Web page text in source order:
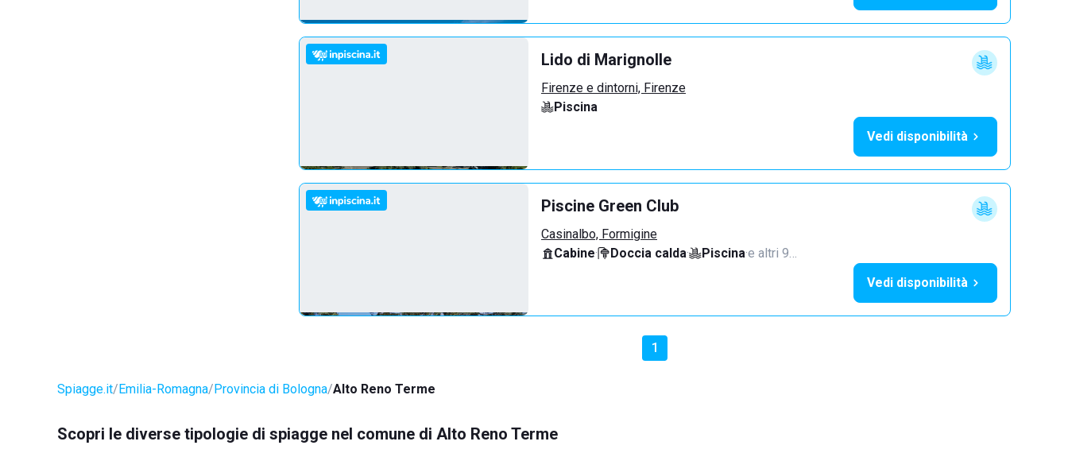
Lido di Marignolle
Firenze e dintorni, Firenze
Piscina
Vedi disponibilità
Piscine Green Club
Casinalbo, Formigine
Cabine· Doccia calda· Piscina·e altri 9…
Vedi disponibilità
1
Spiagge.it Emilia-Romagna Provincia di Bologna Alto Reno Terme
Scopri le diverse tipologie di spiagge nel comune di Alto Reno Terme